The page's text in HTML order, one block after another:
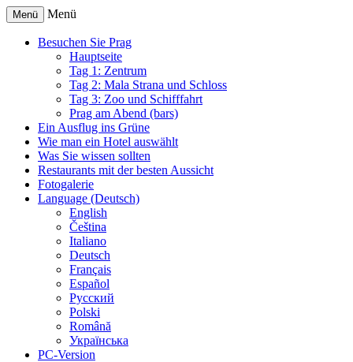
Menü Menü
Besuchen Sie Prag
Hauptseite
Tag 1: Zentrum
Tag 2: Mala Strana und Schloss
Tag 3: Zoo und Schifffahrt
Prag am Abend (bars)
Ein Ausflug ins Grüne
Wie man ein Hotel auswählt
Was Sie wissen sollten
Restaurants mit der besten Aussicht
Fotogalerie
Language (Deutsch)
English
Čeština
Italiano
Deutsch
Français
Español
Русский
Polski
Română
Українська
PC-Version